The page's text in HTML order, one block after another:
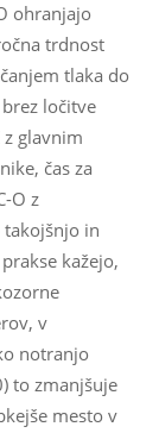
ohranjajo
trdnost
tlaka do
ločitve
glavnim
čas za
O z
in
kažejo,
v
notranjo
to zmanjšuje
mesto v